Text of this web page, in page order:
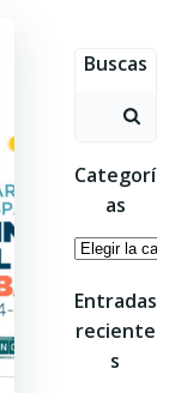
Buscas
Buscar:
Categorí
as
Entradas
reciente
s